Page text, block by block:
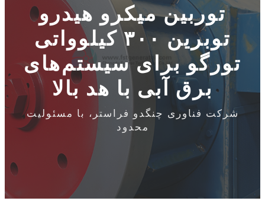
توربین میکرو هیدرو
توبرین ۳۰۰ کیلوواتی
تورگو برای سیستم‌های
برق آبی با هد بالا
شرکت فناوری چنگدو فراستر، با مسئولیت
محدود